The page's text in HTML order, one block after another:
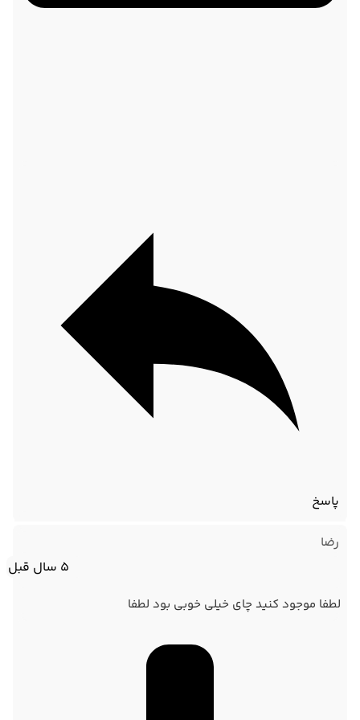
پاسخ
رضا
5 سال قبل
لطفا موجود کنید چای خیلی خوبی بود لطفا